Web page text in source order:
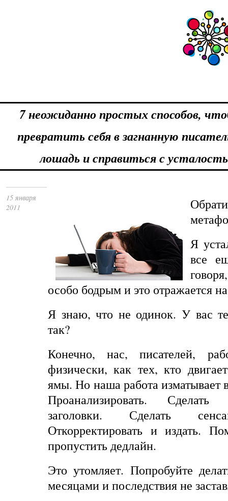
7 неожиданно простых способов,
превратить себя в загнанную
лошадь и справиться с
15 января
2011
Я
все
особо бодрым и это отражается
Я знаю, что не одинок. У вас
так?
Конечно, нас, писателей,
физически, как тех, кто
ямы. Но наша работа изматывает
Проанализировать.
заголовки. Сделать
Откорректировать и издать.
пропустить дедлайн.
Это утомляет. Попробуйте
месяцами и последствия не